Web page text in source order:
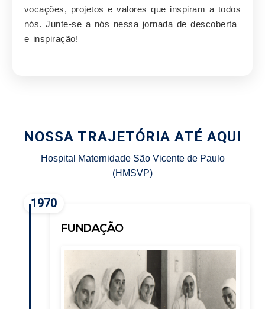
vocações, projetos e valores que inspiram a todos
nós. Junte-se a nós nessa jornada de descoberta
e inspiração!
NOSSA TRAJETÓRIA ATÉ AQUI
Hospital Maternidade São Vicente de Paulo
(HMSVP)
1970
FUNDAÇÃO